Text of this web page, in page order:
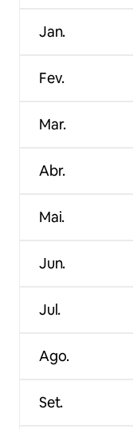
Jan.
Fev.
Mar.
Abr.
Mai.
Jun.
Jul.
Ago.
Set.